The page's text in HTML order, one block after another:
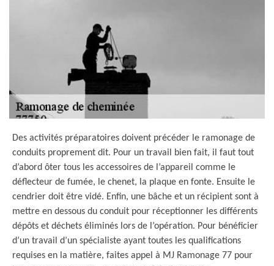
Des activités préparatoires doivent précéder le ramonage de
conduits proprement dit. Pour un travail bien fait, il faut tout
d’abord ôter tous les accessoires de l’appareil comme le
déflecteur de fumée, le chenet, la plaque en fonte. Ensuite le
cendrier doit être vidé. Enfin, une bâche et un récipient sont à
mettre en dessous du conduit pour réceptionner les différents
dépôts et déchets éliminés lors de l’opération. Pour bénéficier
d’un travail d’un spécialiste ayant toutes les qualifications
requises en la matière, faites appel à MJ Ramonage 77 pour